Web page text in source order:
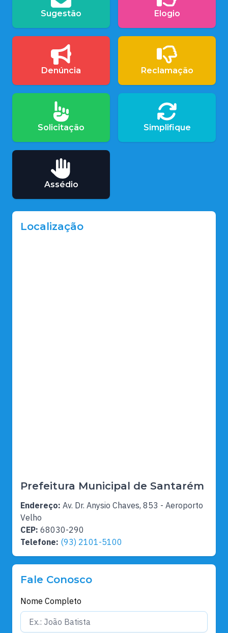
Sugestão Elogio
Denúncia Reclamação
Solicitação Simplifique
Assédio
Localização
Prefeitura Municipal de Santarém
Endereço: Av. Dr. Anysio Chaves, 853 - Aeroporto
Velho
CEP: 68030-290
Telefone: (93) 2101-5100
Fale Conosco
Nome Completo